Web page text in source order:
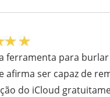
ferramenta para
afirma ser capaz de
do iCloud